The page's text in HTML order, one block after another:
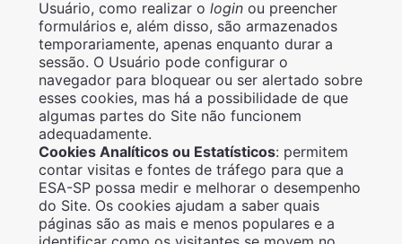
Usuário, como realizar o loginou preencher
formulários e, além disso, são armazenados
temporariamente, apenas enquanto durar a
sessão. O Usuário pode configurar o
navegador para bloquear ou ser alertado sobre
esses cookies, mas há a possibilidade de que
algumas partes do Site não funcionem
adequadamente.
Cookies Analíticos ou Estatísticos: permitem
contar visitas e fontes de tráfego para que a
ESA-SP possa medir e melhorar o desempenho
do Site. Os cookies ajudam a saber quais
páginas são as mais e menos populares e a